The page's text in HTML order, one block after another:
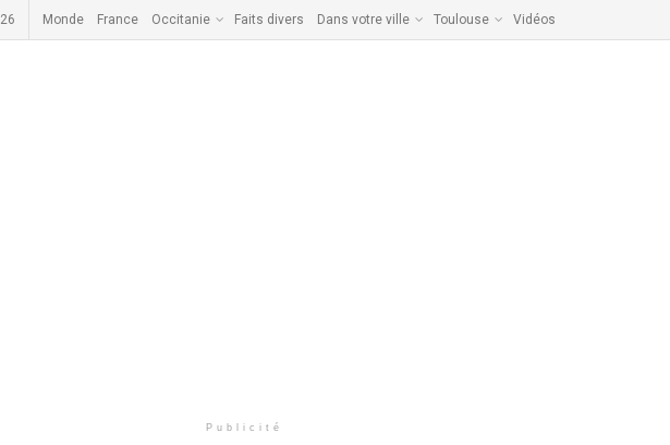
Monde France Occitanie Faits divers Dans votre ville Toulouse Vidéos
Publicité